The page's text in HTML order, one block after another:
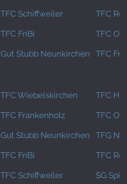
TFC Schiffweiler TFC
TFC FriBi TFC
Gut Stubb Neunkirchen TFC
TFC Wiebelskirchen TFC
TFC Frankenholz TFC
Gut Stubb Neunkirchen TFG
TFC FriBi TFC
TFC Schiffweiler SG